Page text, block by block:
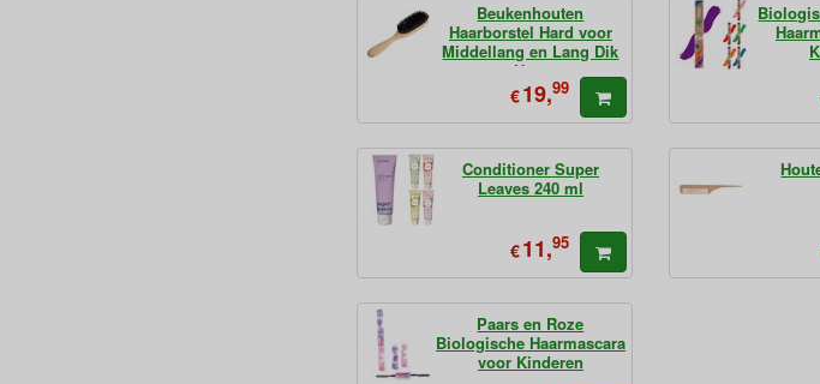
Beukenhouten
Haarborstel Hard voor
Middellang en Lang Dik
Haar
€19,99
Conditioner Super
Leaves 240 ml
€11,95
Paars en Roze
Biologische Haarmascara
voor Kinderen